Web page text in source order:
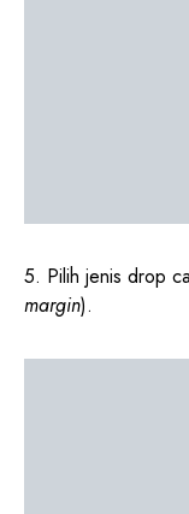
5. Pilih jenis drop
margin).